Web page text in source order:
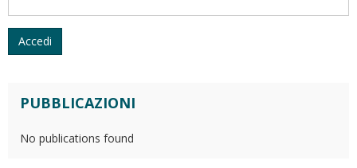
Accedi
PUBBLICAZIONI
No publications found